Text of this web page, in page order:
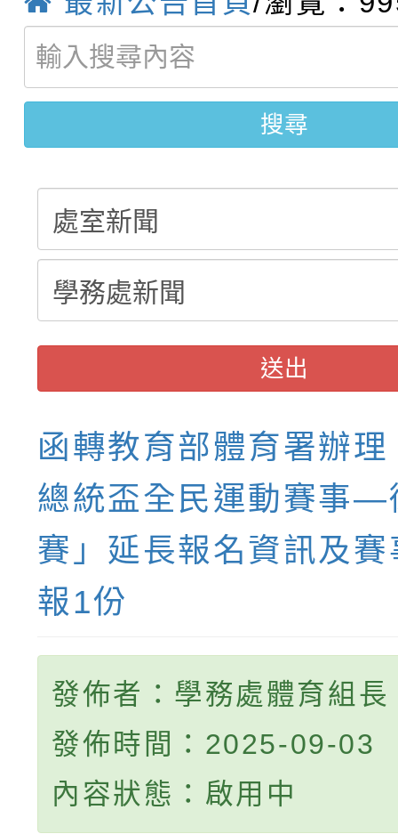
計畫」1 份，請踴躍報
權責核予出席人員公(
【甄選結果(第9招)】
學年度第1學期第7次代
【甄選結果(第1招)】
學年度第1學期第9次
【甄選結果(第3招)】
結果(第3招)
搜尋
送出
函轉教育部體育署辦
總統盃全民運動賽事—
賽」延長報名資訊及
報1份
發佈者：學務處體育組長
發佈時間：2025-09-03
內容狀態：啟用中